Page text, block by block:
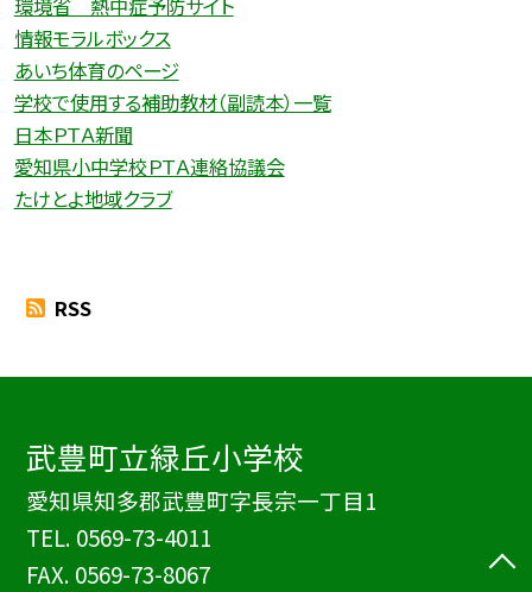
環境省 熱中症予防サイト
情報モラルボックス
あいち体育のページ
学校で使用する補助教材（副読本）一覧
日本ＰＴＡ新聞
愛知県小中学校ＰＴＡ連絡協議会
たけとよ地域クラブ
RSS
武豊町立緑丘小学校
愛知県知多郡武豊町字長宗一丁目1
TEL. 0569-73-4011
FAX. 0569-73-8067